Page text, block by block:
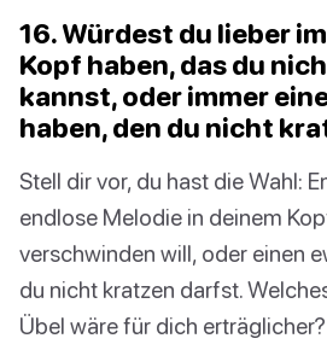
16. Würdest du lieber
Kopf haben, das du
kannst, oder immer
haben, den du nicht
Stell dir vor, du hast die Wahl:
endlose Melodie in deinem
verschwinden will, oder einen
du nicht kratzen darfst.
Übel wäre für dich erträglicher?